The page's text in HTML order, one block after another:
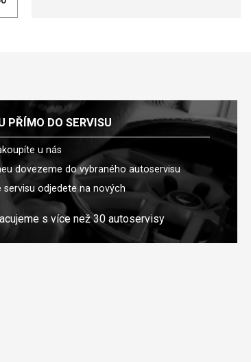
PŘÍMO DO SERVISU
u nás
dovezeme do vybraného autoservisu
servisu odjedete na nových
s více než 30 autoservisy